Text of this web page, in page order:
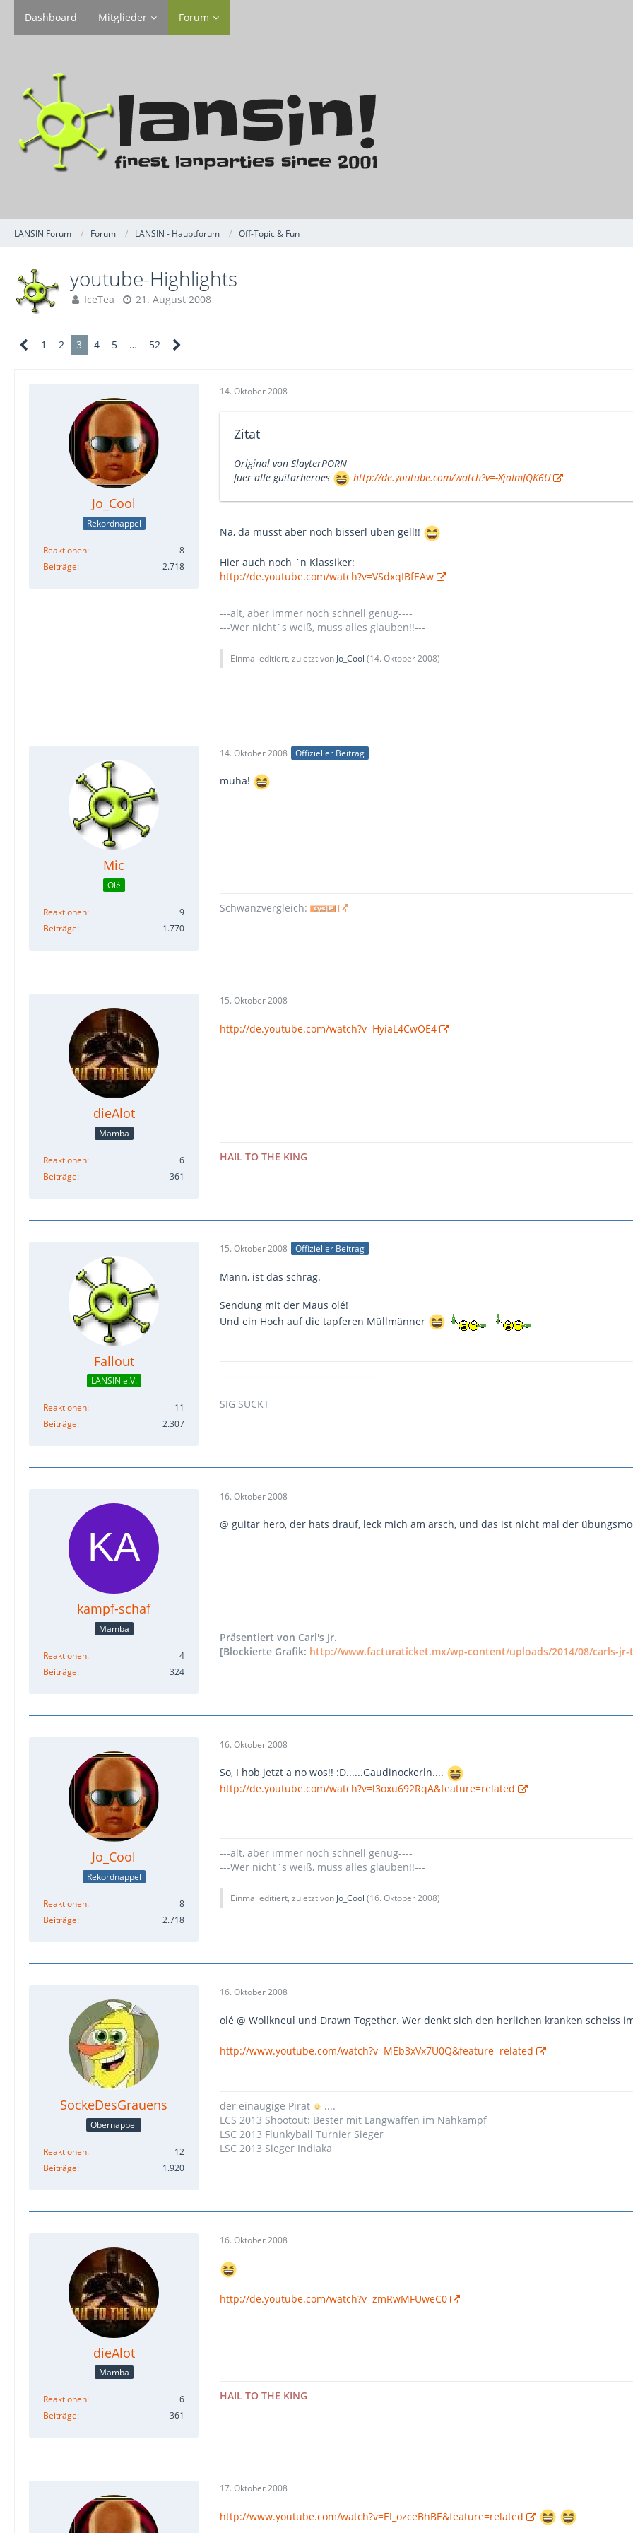
Dashboard Mitglieder Forum
LANSIN Forum Forum LANSIN - Hauptforum Off-Topic & Fun
youtube-Highlights
IceTea 21. August 2008
1 2 3 4 5 … 52
Jo_Cool
Rekordnappel
Reaktionen
8
Beiträge
2.718
14. Oktober 2008
Zitat
Original von SlayterPORN
fuer alle guitarheroes
http://de.youtube.com/watch?v=-XjaImfQK6U
Na, da musst aber noch bisserl üben gell!!
Hier auch noch ´n Klassiker:
http://de.youtube.com/watch?v=VSdxqIBfEAw
---alt, aber immer noch schnell genug----
---Wer nicht`s weiß, muss alles glauben!!---
Einmal editiert, zuletzt von Jo_Cool (14. Oktober 2008)
Mic
Olé
Reaktionen
9
Beiträge
1.770
14. Oktober 2008 Offizieller Beitrag
muha!
Schwanzvergleich:
dieAlot
Mamba
Reaktionen
6
Beiträge
361
15. Oktober 2008
http://de.youtube.com/watch?v=HyiaL4CwOE4
HAIL TO THE KING
Fallout
LANSIN e.V.
Reaktionen
11
Beiträge
2.307
15. Oktober 2008 Offizieller Beitrag
Mann, ist das schräg.
Sendung mit der Maus olé!
Und ein Hoch auf die tapferen Müllmänner
----------------------------------------------
SIG SUCKT
kampf-schaf
Mamba
Reaktionen
4
Beiträge
324
16. Oktober 2008
@ guitar hero, der hats drauf, leck mich am arsch, und das ist nicht mal der
Präsentiert von Carl's Jr.
[Blockierte Grafik: http://www.facturaticket.mx/wp-content/uploads/2014/08/carls-jr-
Jo_Cool
Rekordnappel
Reaktionen
8
Beiträge
2.718
16. Oktober 2008
So, I hob jetzt a no wos!! :D......Gaudinockerln....
http://de.youtube.com/watch?v=l3oxu692RqA&feature=related
---alt, aber immer noch schnell genug----
---Wer nicht`s weiß, muss alles glauben!!---
Einmal editiert, zuletzt von Jo_Cool (16. Oktober 2008)
SockeDesGrauens
Obernappel
Reaktionen
12
Beiträge
1.920
16. Oktober 2008
olé @ Wollkneul und Drawn Together. Wer denkt sich den herlichen kranken scheiss
http://www.youtube.com/watch?v=MEb3xVx7U0Q&feature=related
der einäugige Pirat
....
LCS 2013 Shootout: Bester mit Langwaffen im Nahkampf
LSC 2013 Flunkyball Turnier Sieger
LSC 2013 Sieger Indiaka
dieAlot
Mamba
Reaktionen
6
Beiträge
361
16. Oktober 2008
http://de.youtube.com/watch?v=zmRwMFUweC0
HAIL TO THE KING
17. Oktober 2008
http://www.youtube.com/watch?v=EI_ozceBhBE&feature=related